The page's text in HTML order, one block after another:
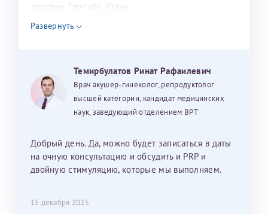
дуостим. Спасибо. Юлия
Развернуть
Темирбулатов Ринат Рафаилевич
Врач акушер-гинеколог, репродуктолог
высшей категории, кандидат медицинских
наук, заведующий отделением ВРТ
Добрый день. Да, можно будет записаться в даты
на очную консультацию и обсудить и PRP и
двойную стимуляцию, которые мы выполняем.
15 декабря 2025